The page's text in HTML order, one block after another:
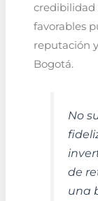
credibilidad
favorables
reputación
Bogotá.
No
de
una